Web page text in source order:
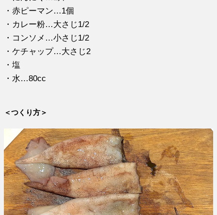
・赤ピーマン…1個
・カレー粉…大さじ1/2
・コンソメ…小さじ1/2
・ケチャップ…大さじ2
・塩
・水…80cc
＜つくり方＞